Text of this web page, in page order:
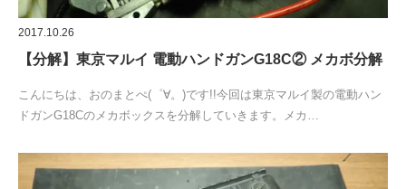
2017.10.26
【分解】東京マルイ 電動ハンドガンG18C② メカボ分解
こんにちは、おのまとぺ(゜∀。)です!!今回は東京マルイ製の電動ハン
ドガンG18Cのメカボックスを分解していきます。メカ…